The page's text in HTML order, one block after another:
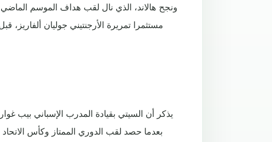
مستثمرا تمريرة الأرجنتيني جوليان
يذكر أن السيتي بقيادة المدرب الإسباني بيب
بعدما حصد لقب الدوري الممتاز وكأس